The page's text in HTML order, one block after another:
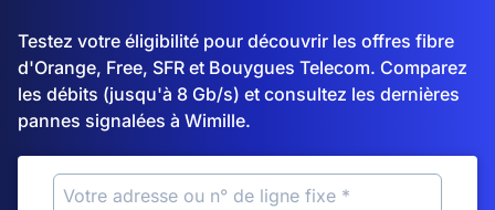
Testez votre éligibilité pour découvrir les offres fibre
d'Orange, Free, SFR et Bouygues Telecom. Comparez
les débits (jusqu'à 8 Gb/s) et consultez les dernières
pannes signalées à Wimille.